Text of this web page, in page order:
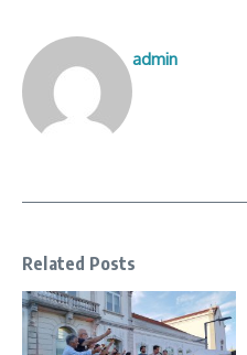
admin
Related Posts